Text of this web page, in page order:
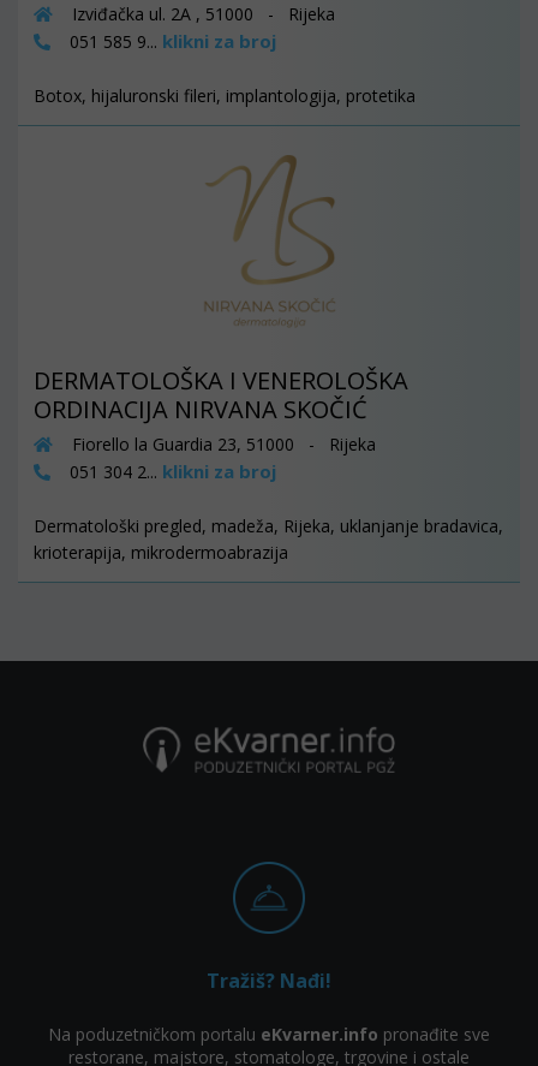
Izviđačka ul. 2A , 51000 - Rijeka
051 585 9... klikni za broj
Botox, hijaluronski fileri, implantologija, protetika
DERMATOLOŠKA I VENEROLOŠKA
ORDINACIJA NIRVANA SKOČIĆ
Fiorello la Guardia 23, 51000 - Rijeka
051 304 2... klikni za broj
Dermatološki pregled, madeža, Rijeka, uklanjanje bradavica,
krioterapija, mikrodermoabrazija
Tražiš? Nađi!
Na poduzetničkom portalu eKvarner.info pronađite sve
restorane, majstore, stomatologe, trgovine i ostale